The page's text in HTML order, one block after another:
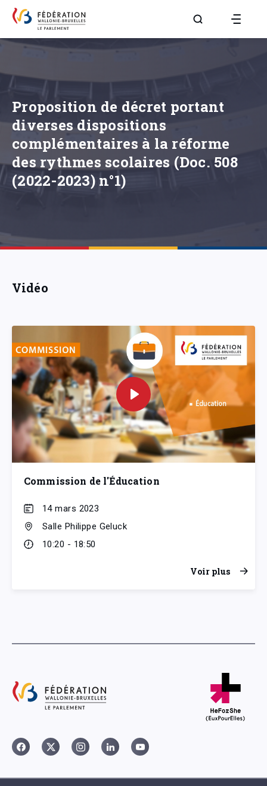
Aller à la page
Proposition de décret portant
diverses dispositions
complémentaires à la réforme
des rythmes scolaires (Doc. 508
(2022-2023) n°1)
Vidéo
Commission de l'Éducation
14 mars 2023
Salle Philippe Geluck
10:20 - 18:50
Voir plus